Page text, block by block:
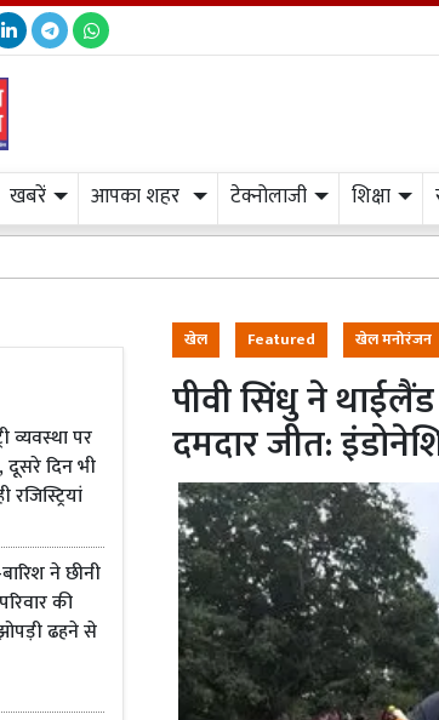
खबरें आपका शहर टेक्नोलाजी शिक्षा
व्यवस्था पर
दूसरे दिन भी
रजिस्ट्रियां
ने छीनी
की
ढहने से
खेल Featured खेल मनोरंजन
पीवी सिंधु ने
दमदार जीत: